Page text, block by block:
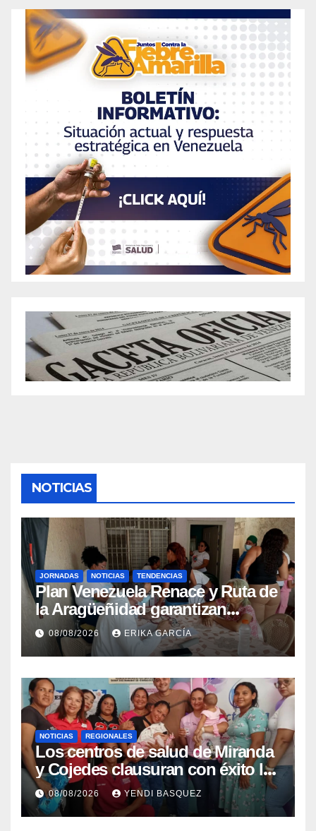
NOTICIAS
JORNADAS NOTICIAS TENDENCIAS
Plan Venezuela Renace y Ruta de
la Aragüeñidad garantizan
atención médica integral en
Aragua
08/08/2026 ERIKA GARCÍA
NOTICIAS REGIONALES
Los centros de salud de Miranda
y Cojedes clausuran con éxito la
Semana Mundial de la Lactancia
Materna
08/08/2026 YENDI BASQUEZ